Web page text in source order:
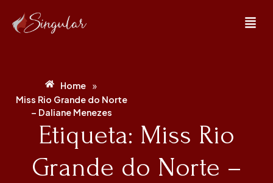
Home »
Miss Rio Grande do Norte
– Daliane Menezes
Etiqueta: Miss Rio
Grande do Norte –